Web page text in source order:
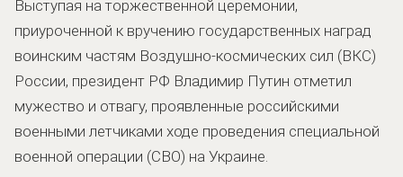
Выступая на торжественной церемонии,
приуроченной к вручению государственных наград
воинским частям Воздушно-космических сил (ВКС)
России, президент РФ Владимир Путин отметил
мужество и отвагу, проявленные российскими
военными летчиками ходе проведения специальной
военной операции (СВО) на Украине.